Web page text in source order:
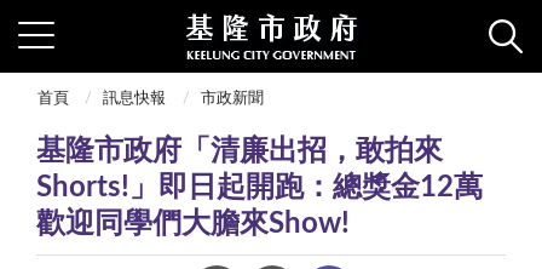
首頁 訊息快報 市政新聞
基隆市政府「清廉出招，敢拍來
Shorts!」即日起開跑：總獎金12萬
歡迎同學們大膽來Show!